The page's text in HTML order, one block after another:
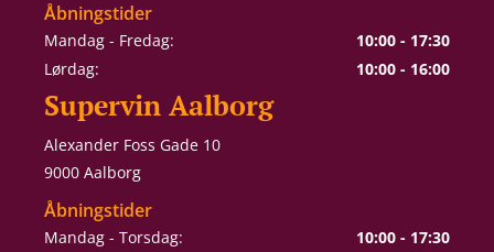
Åbningstider
Mandag - Fredag:
10:00 - 17:30
Lørdag:
10:00 - 16:00
Supervin Aalborg
Alexander Foss Gade 10
9000 Aalborg
Åbningstider
Mandag - Torsdag:
10:00 - 17:30